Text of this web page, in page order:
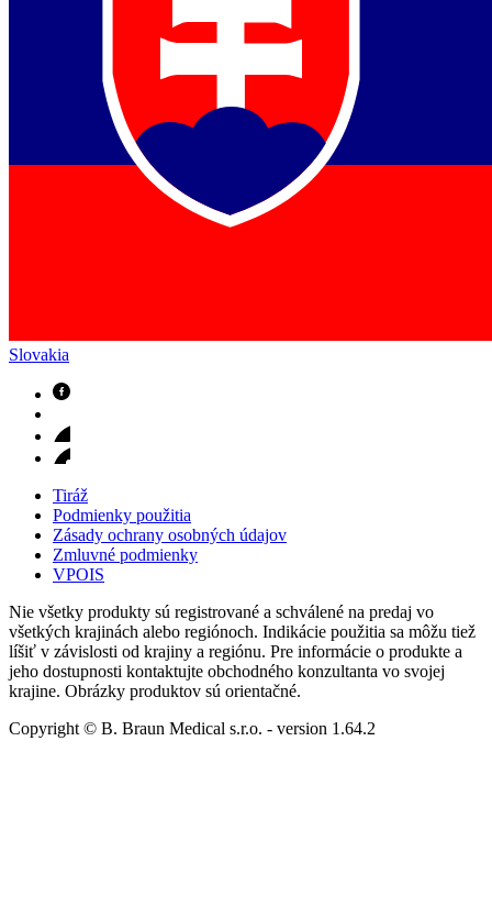
Slovakia
Tiráž
Podmienky použitia
Zásady ochrany osobných údajov
Zmluvné podmienky
VPOIS
Nie všetky produkty sú registrované a schválené na predaj vo
všetkých krajinách alebo regiónoch. Indikácie použitia sa môžu tiež
líšiť v závislosti od krajiny a regiónu. Pre informácie o produkte a
jeho dostupnosti kontaktujte obchodného konzultanta vo svojej
krajine. Obrázky produktov sú orientačné.
Copyright © B. Braun Medical s.r.o. - version 1.64.2